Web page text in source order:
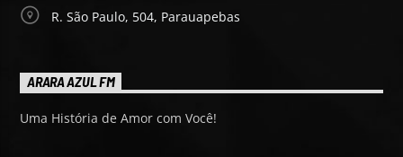
R. São Paulo, 504, Parauapebas
ARARA AZUL FM
Uma História de Amor com Você!